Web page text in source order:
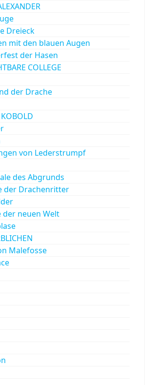
Dreieck
mit den blauen Augen
der Hasen
COLLEGE
der Drache
KOBOLD
von Lederstrumpf
des Abgrunds
der Drachenritter
der neuen Welt
Malefosse